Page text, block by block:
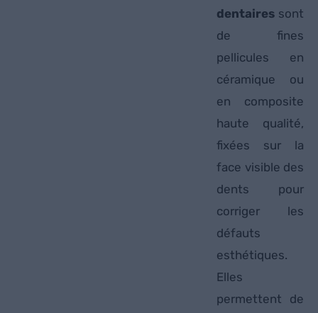
dentaires sont
de fines
pellicules en
céramique ou
en composite
haute qualité,
fixées sur la
face visible des
dents pour
corriger les
défauts
esthétiques.
Elles
permettent de